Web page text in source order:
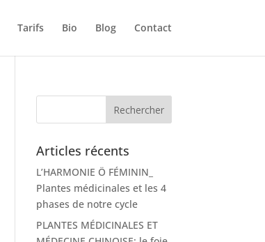
Tarifs Bio Blog Contact
Articles récents
L’HARMONIE Ö FÉMININ_
Plantes médicinales et les 4
phases de notre cycle
PLANTES MÉDICINALES ET